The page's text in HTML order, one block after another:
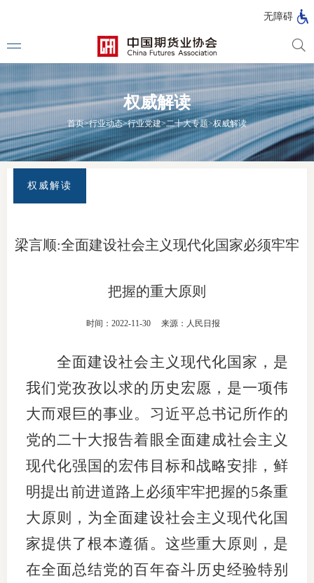
无障碍
法律法
行政法
自律规
会员管
资格管
风险管
资产管
权威解读
首页>行业动态>行业党建>二十大专题>权威解读
权威解读
梁言顺:全面建设社会主义现代化国家必须牢牢
把握的重大原则
时间：2022-11-30 来源：人民日报
全面建设社会主义现代化国家，是
我们党孜孜以求的历史宏愿，是一项伟
大而艰巨的事业。习近平总书记所作的
党的二十大报告着眼全面建成社会主义
现代化强国的宏伟目标和战略安排，鲜
明提出前进道路上必须牢牢把握的5条重
大原则，为全面建设社会主义现代化国
家提供了根本遵循。这些重大原则，是
在全面总结党的百年奋斗历史经验特别
市
货
司
险
理
司
产
理
司
诉
受
理
渠
道